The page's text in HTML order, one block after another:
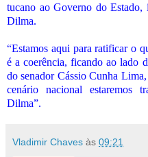
tucano ao Governo do Estado,
Dilma.
“Estamos aqui para ratificar o
é a coerência, ficando ao lado
do senador Cássio Cunha
cenário nacional estaremos
Dilma”.
Vladimir Chaves às 09:21